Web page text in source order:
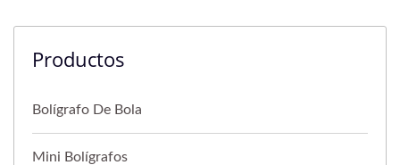
Productos
Bolígrafo De Bola
Mini Bolígrafos